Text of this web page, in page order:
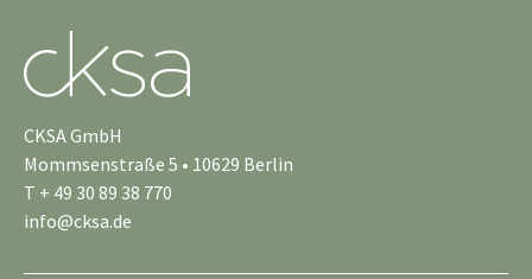
CKSA GmbH
Mommsenstraße 5 • 10629 Berlin
T + 49 30 89 38 770
info@cksa.de